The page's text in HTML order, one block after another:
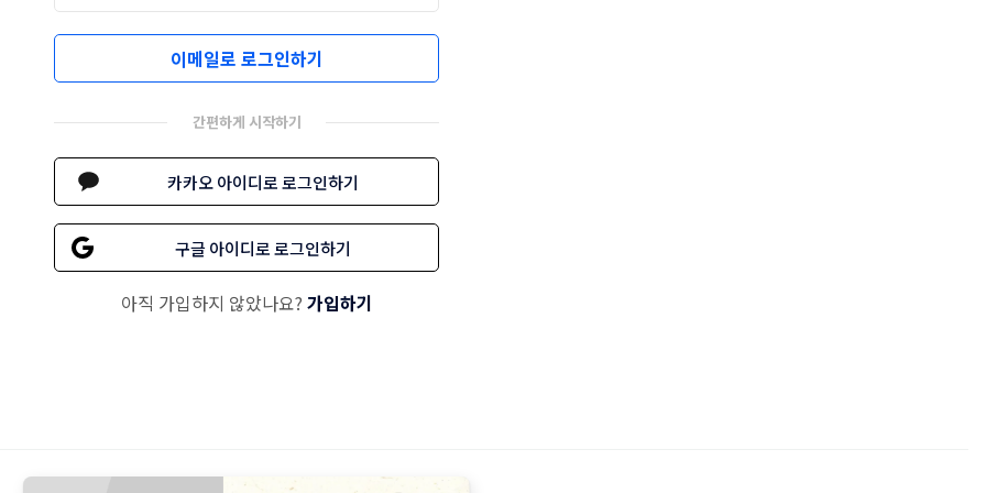
이메일로 로그인하기
간편하게 시작하기
카카오 아이디로 로그인하기
구글 아이디로 로그인하기
아직 가입하지 않았나요? 가입하기